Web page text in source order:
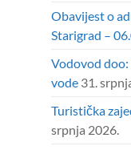
Obavijest o
Starigrad –
Vodovod
vode 31.
Turistička
srpnja 2026.